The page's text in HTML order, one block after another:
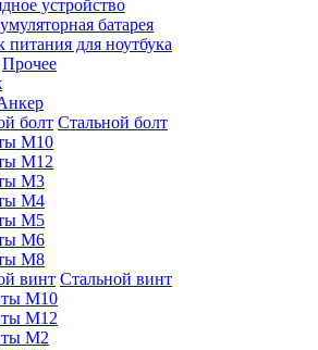
устройство
батарея
питания для ноутбука
Прочее
Стальной болт
М10
М12
М3
М4
М5
М6
М8
Стальной винт
М10
М12
М2